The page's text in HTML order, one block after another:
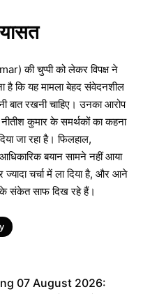
की चुप्पी को लेकर विपक्ष ने
है कि यह मामला बेहद संवेदनशील
बात रखनी चाहिए। उनका आरोप
कुमार के समर्थकों का कहना
जा रहा है। फिलहाल,
बयान सामने नहीं आया
चर्चा में ला दिया है, और आने
के संकेत साफ दिख रहे हैं।
07 August 2026: